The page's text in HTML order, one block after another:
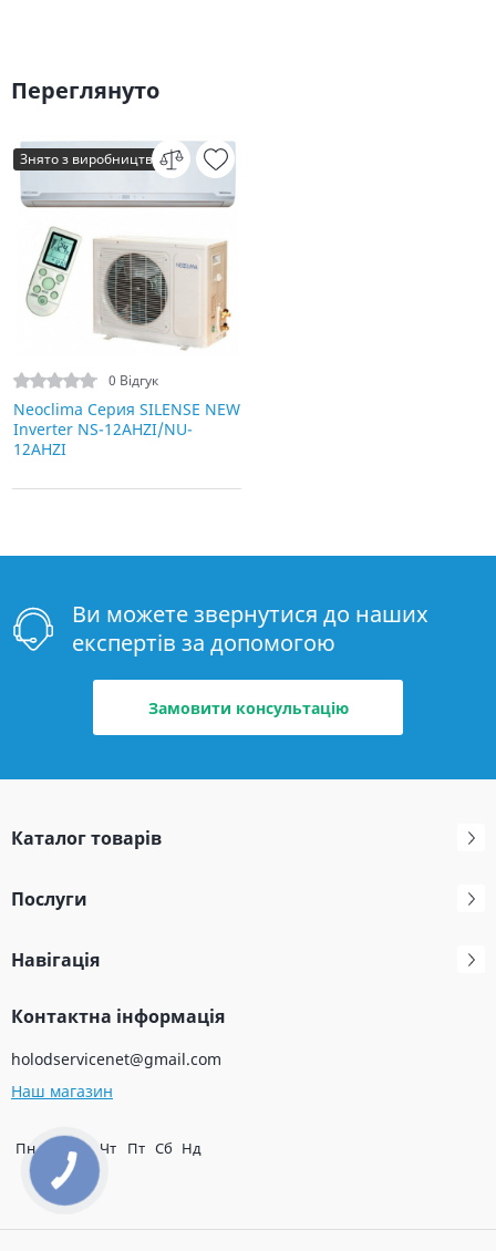
Переглянуто
Знято з виробництва
0 Відгук
Neoclima Серия SILENSE NEW
Inverter NS-12AHZI/NU-
12AHZI
Ви можете звернутися до наших
експертів за допомогою
Замовити консультацію
Каталог товарів
Послуги
Навігація
Контактна інформація
holodservicenet@gmail.com
Наш магазин
Пн Вт Ср Чт Пт Сб Нд